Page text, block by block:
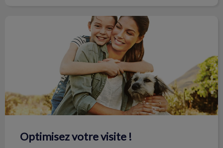
Optimisez votre visite !